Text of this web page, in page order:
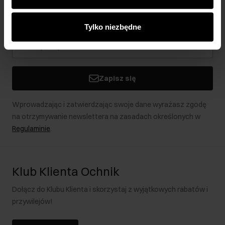
analitycznym. Partnerzy mogą połączyć te informacje z
podczas korzystania z ich usług.
Tylko niezbędne
Bądź na bieżąco z nowościami i promocjami!
Zapisz się
Wprowadzając i zatwierdzając swoje dane wyrażasz zgodę
na otrzymywanie newslettera na zasadach określonych w
Regulaminie.
Klub Klienta Ochnik
Dołącz do Klubu Klienta i skorzystaj z wyjątkowych rabatów i
przywilejów!